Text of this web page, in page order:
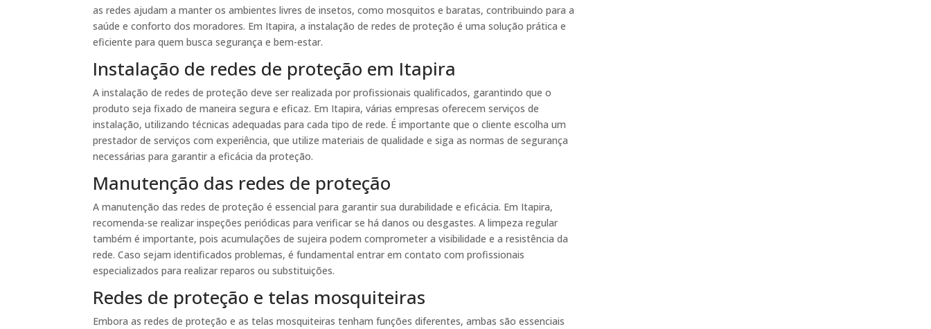
as redes ajudam a manter os ambientes livres de insetos, como mosquitos e baratas, contribuindo para a
saúde e conforto dos moradores. Em Itapira, a instalação de redes de proteção é uma solução prática e
eficiente para quem busca segurança e bem-estar.
Instalação de redes de proteção em Itapira
A instalação de redes de proteção deve ser realizada por profissionais qualificados, garantindo que o
produto seja fixado de maneira segura e eficaz. Em Itapira, várias empresas oferecem serviços de
instalação, utilizando técnicas adequadas para cada tipo de rede. É importante que o cliente escolha um
prestador de serviços com experiência, que utilize materiais de qualidade e siga as normas de segurança
necessárias para garantir a eficácia da proteção.
Manutenção das redes de proteção
A manutenção das redes de proteção é essencial para garantir sua durabilidade e eficácia. Em Itapira,
recomenda-se realizar inspeções periódicas para verificar se há danos ou desgastes. A limpeza regular
também é importante, pois acumulações de sujeira podem comprometer a visibilidade e a resistência da
rede. Caso sejam identificados problemas, é fundamental entrar em contato com profissionais
especializados para realizar reparos ou substituições.
Redes de proteção e telas mosquiteiras
Embora as redes de proteção e as telas mosquiteiras tenham funções diferentes, ambas são essenciais